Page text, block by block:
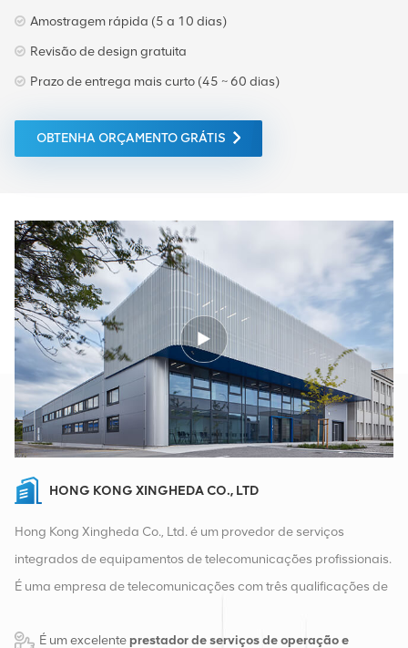
Amostragem rápida (5 a 10 dias)
Revisão de design gratuita
Prazo de entrega mais curto (45 ~ 60 dias)
OBTENHA ORÇAMENTO GRÁTIS
HONG KONG XINGHEDA CO., LTD
Hong Kong Xingheda Co., Ltd. é um provedor de serviços
integrados de equipamentos de telecomunicações profissionais.
É uma empresa de telecomunicações com três qualificações de
empresa possui dois armazéns inteligentes e centros de
É um excelenteprestador de serviços de operação e